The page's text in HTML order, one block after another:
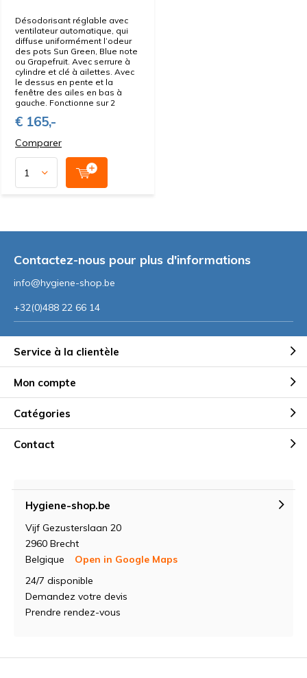
Désodorisant réglable avec
ventilateur automatique, qui
diffuse uniformément l’odeur
des pots Sun Green, Blue note
ou Grapefruit. Avec serrure à
cylindre et clé à ailettes. Avec
le dessus en pente et la
fenêtre des ailes en bas à
gauche. Fonctionne sur 2
€ 165,-
Comparer
Contactez-nous pour plus d'informations
info@hygiene-shop.be
+32(0)488 22 66 14
Service à la clientèle
Mon compte
Catégories
Contact
Hygiene-shop.be
Vijf Gezusterslaan 20
2960 Brecht
Belgique
Open in Google Maps
24/7 disponible
Demandez votre devis
Prendre rendez-vous